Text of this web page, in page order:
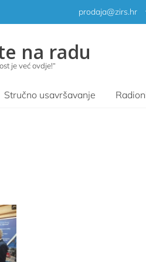
prodaja@zirs.hr
na radu
je već ovdje!“
Stručno usavršavanje